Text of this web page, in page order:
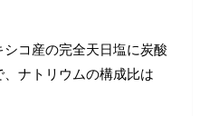
コ産の完全天日塩に炭酸
ナトリウムの構成比は